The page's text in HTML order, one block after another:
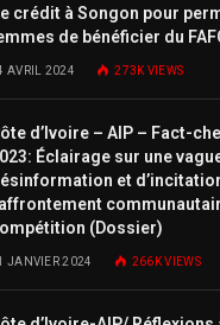
crédit à Songon pour
de bénéficier du
AVRIL 2024 273K VIEWS
d’Ivoire – AIP – Fact-
Éclairage sur une
et
(Dossier)
JANVIER 2024 266KVIEWS